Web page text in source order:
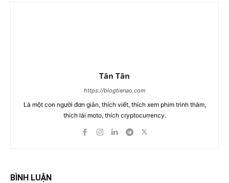
Tân Tân
https://blogtienao.com
Là một con người đơn giản, thích viết, thích xem phim trinh thám,
thích lái moto, thích cryptocurrency.
BÌNH LUẬN